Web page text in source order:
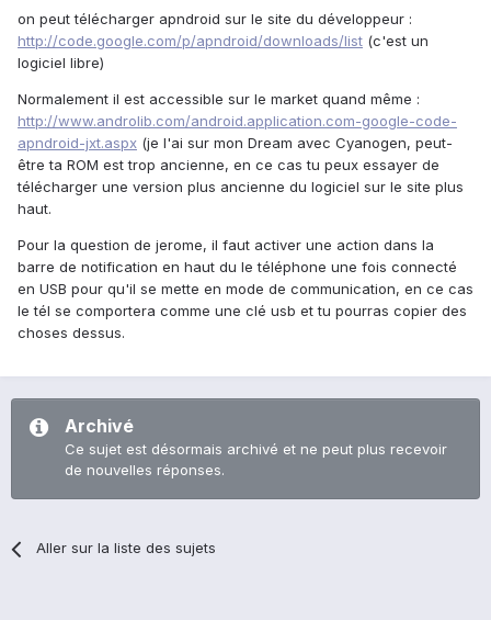
on peut télécharger apndroid sur le site du développeur :
http://code.google.com/p/apndroid/downloads/list (c'est un
logiciel libre)
Normalement il est accessible sur le market quand même :
http://www.androlib.com/android.application.com-google-code-
apndroid-jxt.aspx (je l'ai sur mon Dream avec Cyanogen, peut-
être ta ROM est trop ancienne, en ce cas tu peux essayer de
télécharger une version plus ancienne du logiciel sur le site plus
haut.
Pour la question de jerome, il faut activer une action dans la
barre de notification en haut du le téléphone une fois connecté
en USB pour qu'il se mette en mode de communication, en ce cas
le tél se comportera comme une clé usb et tu pourras copier des
choses dessus.
Archivé
Ce sujet est désormais archivé et ne peut plus recevoir
de nouvelles réponses.
Aller sur la liste des sujets